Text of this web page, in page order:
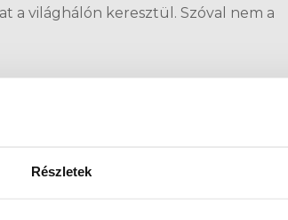
Részletek
a világhálón keresztül. Szóval nem a
hogy
is nyolc melléket kezel, mellette a
De nézzük, hogy ezek mit is jelentenek